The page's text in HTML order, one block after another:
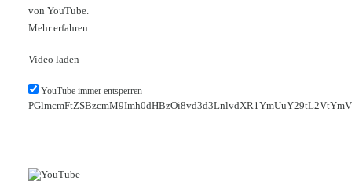
von YouTube.
Mehr erfahren
Video laden
YouTube immer entsperren